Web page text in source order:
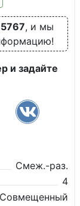
, и мы
и задайте
Смеж.-раз.
4
Совмещенный